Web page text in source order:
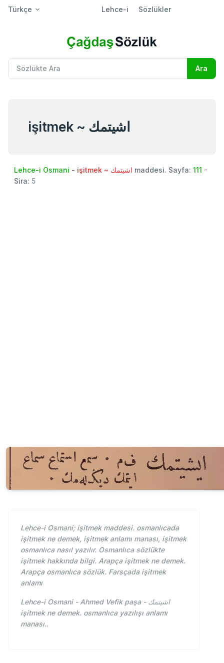
Türkçe Lehce-i Sözlükler
işitmek ~ اشيتمك
Lehce-i Osmani - işitmek ~ اشيتمك maddesi. Sayfa: 111 -
Sira: 5
Lehce-i Osmani; işitmek maddesi. osmanlıcada
işitmek ne demek, işitmek anlamı manası, işitmek
osmanlıca nasıl yazılır. Osmanlıca sözlükte
işitmek hakkında bilgi. Arapça işitmek ne demek.
Arapça osmanlıca sözlük. Farsçada işitmek
anlamı
Lehce-i Osmani - Ahmed Vefik paşa - اشيتمك
işitmek ne demek. osmanlıca yazılışı anlamı
manası..